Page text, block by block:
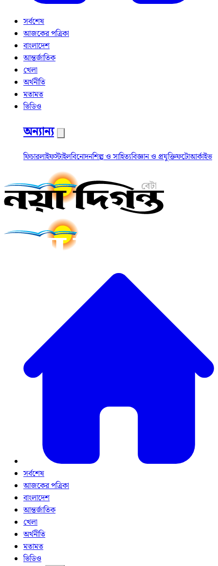
সর্বশেষ
আজকের পত্রিকা
বাংলাদেশ
আন্তর্জাতিক
খেলা
অর্থনীতি
মতামত
ভিডিও
অন্যান্য
ফিচারলাইফস্টাইলবিনোদনশিল্প ও সাহিত্যবিজ্ঞান ও প্রযুক্তিফটোআর্কাইভ
সর্বশেষ
আজকের পত্রিকা
বাংলাদেশ
আন্তর্জাতিক
খেলা
অর্থনীতি
মতামত
ভিডিও